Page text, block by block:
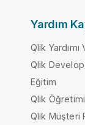
Yardım
Qlik Yardımı
Qlik
Eğitim
Qlik Öğretimi
Qlik Müşteri